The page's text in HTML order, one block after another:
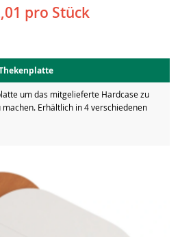
pro Stück
um das mitgelieferte Hardcase zu
Erhältlich in 4 verschiedenen